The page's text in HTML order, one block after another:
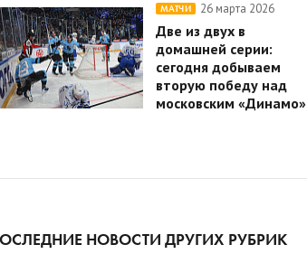
МАТЧИ 26 марта 2026
Две из двух в
домашней серии:
сегодня добываем
вторую победу над
московским «Динамо»
НОВОСТИ ДРУГИХ РУБРИК